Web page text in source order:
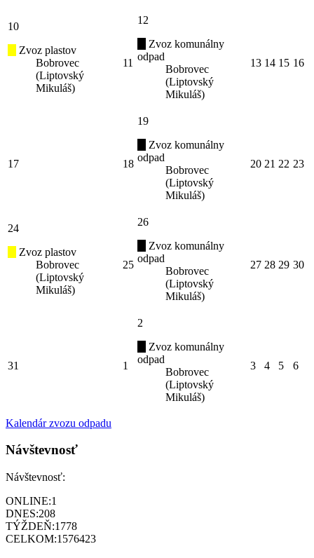
10
Zvoz plastov
Bobrovec
(Liptovský
Mikuláš)
11
12
Zvoz komunálny
odpad
Bobrovec
(Liptovský
Mikuláš)
13 14 15 16
17 18
19
Zvoz komunálny
odpad
Bobrovec
(Liptovský
Mikuláš)
20 21 22 23
24
Zvoz plastov
Bobrovec
(Liptovský
Mikuláš)
25
26
Zvoz komunálny
odpad
Bobrovec
(Liptovský
Mikuláš)
27 28 29 30
31 1
2
Zvoz komunálny
odpad
Bobrovec
(Liptovský
Mikuláš)
3 4 5 6
Kalendár zvozu odpadu
Návštevnosť
Návštevnosť:
ONLINE:1
DNES:208
TÝŽDEŇ:1778
CELKOM:1576423